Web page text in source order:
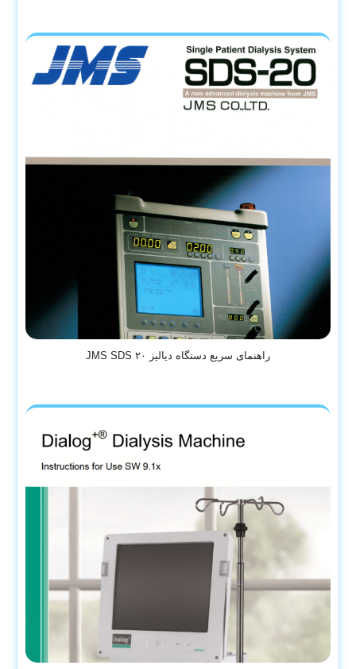
راهنمای سریع دستگاه دیالیز JMS SDS ۲۰